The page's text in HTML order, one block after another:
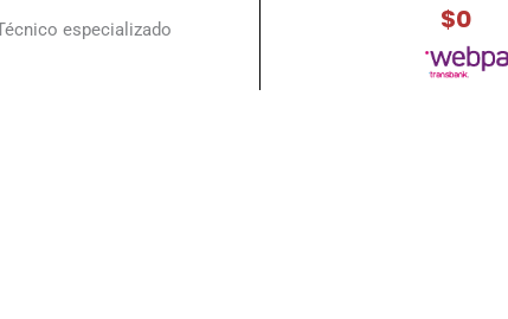
especializado $0